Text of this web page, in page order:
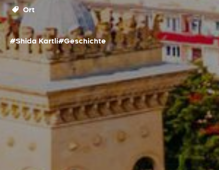
Ort
#Shida Kartli#Geschichte